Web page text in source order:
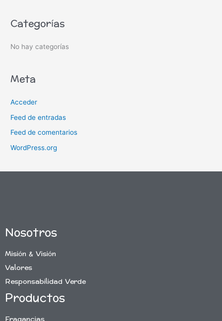
r
:
Categorías
No hay categorías
Meta
Acceder
Feed de entradas
Feed de comentarios
WordPress.org
Nosotros
Misión & Visión
Valores
Responsabilidad Verde
Productos